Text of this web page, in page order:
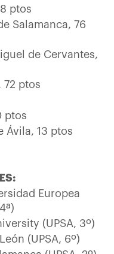
ptos
Salamanca, 76
de Cervantes,
ptos
ptos
13 ptos
Europea
(UPSA, 3º)
(UPSA, 6º)